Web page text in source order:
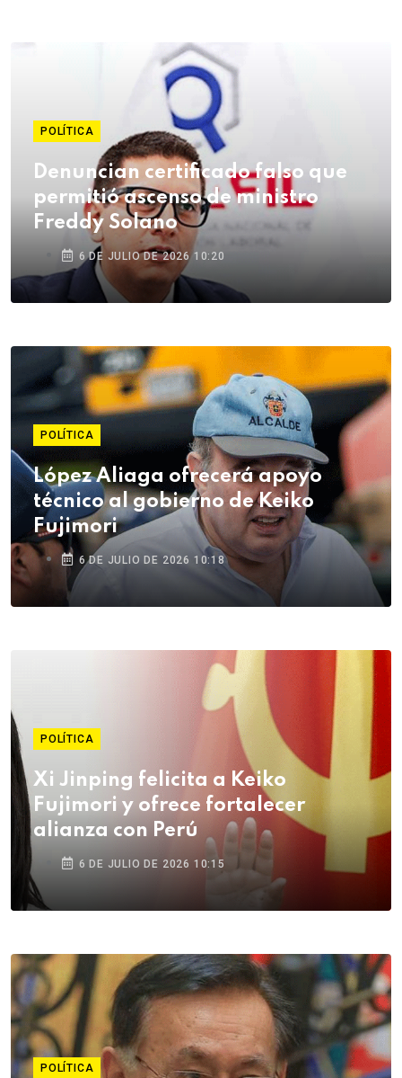
POLÍTICA
Denuncian certificado falso que
permitió ascenso de ministro
Freddy Solano
6 DE JULIO DE 2026 10:20
POLÍTICA
López Aliaga ofrecerá apoyo
técnico al gobierno de Keiko
Fujimori
6 DE JULIO DE 2026 10:18
POLÍTICA
Xi Jinping felicita a Keiko
Fujimori y ofrece fortalecer
alianza con Perú
6 DE JULIO DE 2026 10:15
POLÍTICA